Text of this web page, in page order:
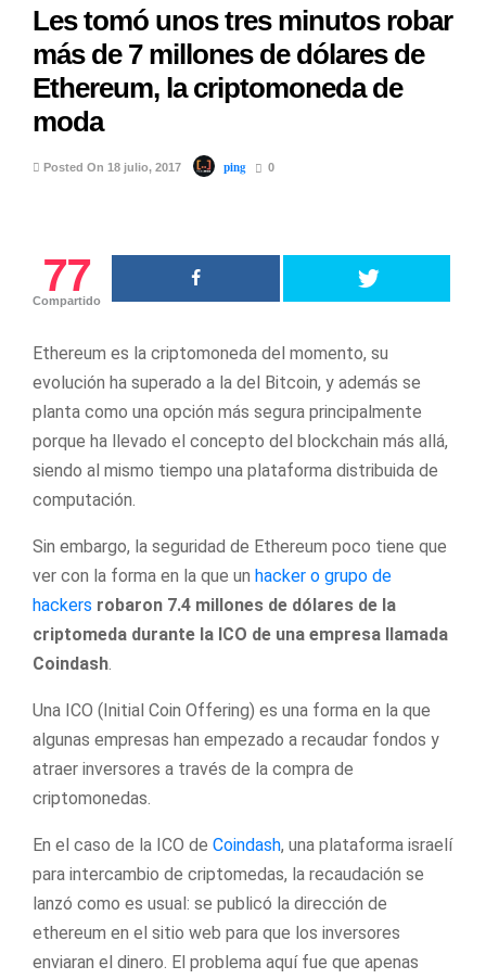
Les tomó unos tres minutos robar
más de 7 millones de dólares de
Ethereum, la criptomoneda de
moda
Posted On 18 julio, 2017 ping 0
77
Compartido
Ethereum es la criptomoneda del momento, su
evolución ha superado a la del Bitcoin, y además se
planta como una opción más segura principalmente
porque ha llevado el concepto del blockchain más allá,
siendo al mismo tiempo una plataforma distribuida de
computación.
Sin embargo, la seguridad de Ethereum poco tiene que
ver con la forma en la que un hacker o grupo de
hackers robaron 7.4 millones de dólares de la
criptomeda durante la ICO de una empresa llamada
Coindash.
Una ICO (Initial Coin Offering) es una forma en la que
algunas empresas han empezado a recaudar fondos y
atraer inversores a través de la compra de
criptomonedas.
En el caso de la ICO de Coindash, una plataforma israelí
para intercambio de criptomedas, la recaudación se
lanzó como es usual: se publicó la dirección de
ethereum en el sitio web para que los inversores
enviaran el dinero. El problema aquí fue que apenas